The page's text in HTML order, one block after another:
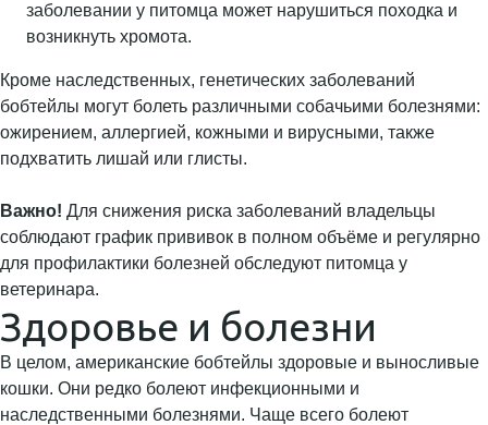
заболевании у питомца может нарушиться походка и
возникнуть хромота.
Кроме наследственных, генетических заболеваний
бобтейлы могут болеть различными собачьими болезнями:
ожирением, аллергией, кожными и вирусными, также
подхватить лишай или глисты.
Важно! Для снижения риска заболеваний владельцы
соблюдают график прививок в полном объёме и регулярно
для профилактики болезней обследуют питомца у
ветеринара.
Здоровье и болезни
В целом, американские бобтейлы здоровые и выносливые
кошки. Они редко болеют инфекционными и
наследственными болезнями. Чаще всего болеют